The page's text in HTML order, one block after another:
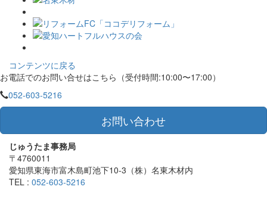
コンテンツに戻る
お電話でのお問い合せはこちら（受付時間:10:00〜17:00）
052-603-5216
お問い合わせ
じゅうたま事務局
〒4760011
愛知県東海市富木島町池下10-3（株）名東木材内
TEL : 052-603-5216